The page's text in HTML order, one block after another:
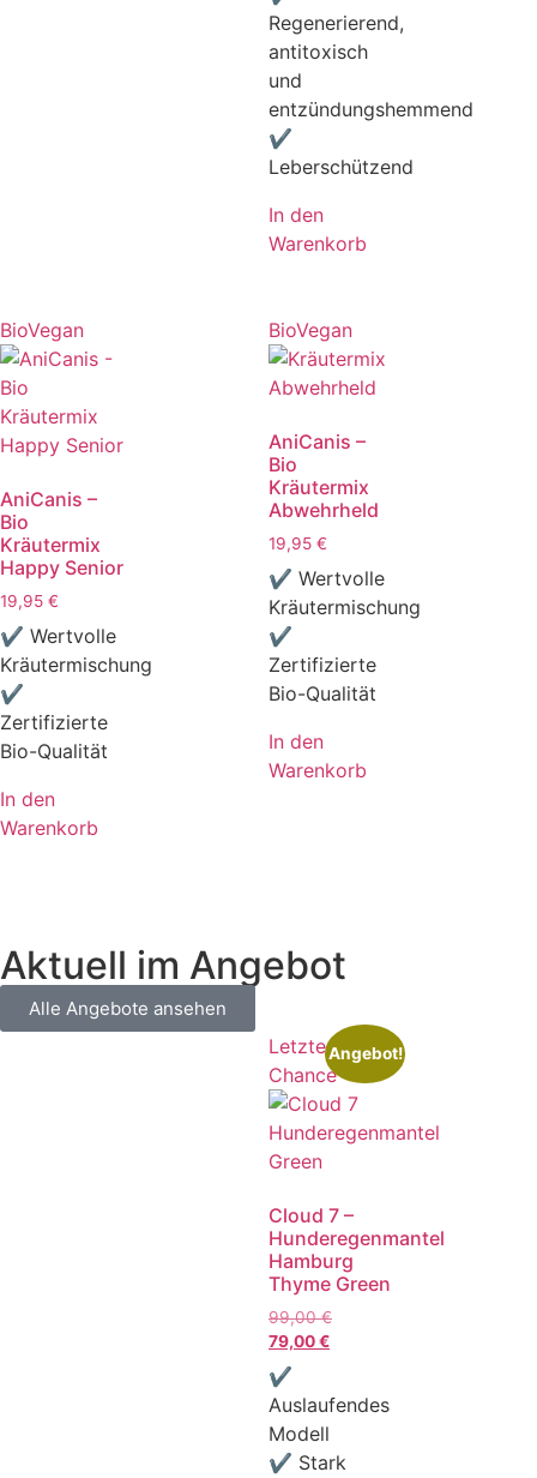
Regenerierend,
antitoxisch
und
entzündungshemmend
✔
Leberschützend
In den
Warenkorb
BioVegan
AniCanis –
Bio
Kräutermix
Happy Senior
19,95 €
✔ Wertvolle
Kräutermischung
✔
Zertifizierte
Bio-Qualität
In den
Warenkorb
BioVegan
AniCanis –
Bio
Kräutermix
Abwehrheld
19,95 €
✔ Wertvolle
Kräutermischung
✔
Zertifizierte
Bio-Qualität
In den
Warenkorb
Aktuell im Angebot
Alle Angebote ansehen
Letzte
Chance
Angebot!
Cloud 7 –
Hunderegenmantel
Hamburg
Thyme Green
99,00€
79,00€
✔
Auslaufendes
Modell
✔ Stark